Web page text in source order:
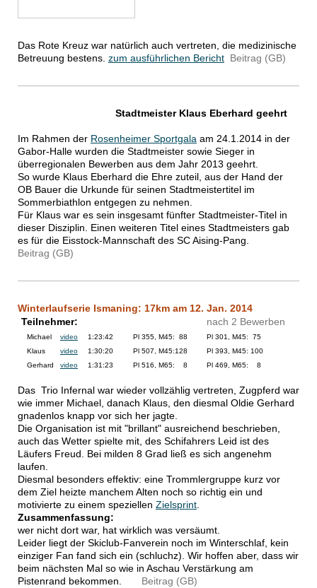
Das Rote Kreuz war natürlich auch vertreten, die medizinische
Betreuung bestens. zum ausführlichen Bericht Beitrag (GB)
Stadtmeister Klaus Eberhard geehrt
Im Rahmen der Rosenheimer Sportgala am 24.1.2014 in der
Gabor-Halle wurden die Stadtmeister sowie Sieger in
überregionalen Bewerben aus dem Jahr 2013 geehrt.
So wurde Klaus Eberhard die Ehre zuteil, aus der Hand der
OB Bauer die Urkunde für seinen Stadtmeistertitel im
Sommerbiathlon entgegen zu nehmen.
Für Klaus war es sein insgesamt fünfter Stadtmeister-Titel in
dieser Disziplin. Einen weiteren Titel eines Stadtmeisters gab
es für die Eisstock-Mannschaft des SC Aising-Pang.
Beitrag (GB)
Winterlaufserie Ismaning: 17km am 12. Jan. 2014
Teilnehmer:
nach 2 Bewerben
Michael video 1:23:42 Pl 355, M45: 88
Pl 301, M45: 75
Klaus
video 1:30:20 Pl 507, M45:128
Pl 393, M45: 100
Gerhard
video 1:31:23 Pl 516, M65: 8 Pl 469, M65: 8
Das Trio Infernal war wieder vollzählig vertreten, Zugpferd war
wie immer Michael, danach Klaus, den diesmal Oldie Gerhard
gnadenlos knapp vor sich her jagte.
Die Organisation ist mit "brillant" ausreichend beschrieben,
auch das Wetter spielte mit, des Schifahrers Leid ist des
Läufers Freud. Bei milden 8 Grad ließ es sich angenehm
laufen.
Diesmal besonders effektiv: eine Trommlergruppe kurz vor
dem Ziel heizte manchem Alten noch so richtig ein und
motivierte zu einem speziellen Zielsprint.
Zusammenfassung:
wer nicht dort war, hat wirklich was versäumt.
Leider liegt der Skiclub-Fanverein noch im Winterschlaf, kein
einziger Fan fand sich ein (schluchz). Wir hoffen aber, dass wir
beim nächsten Mal so wie in Aschau Verstärkung am
Pistenrand bekommen. Beitrag (GB)